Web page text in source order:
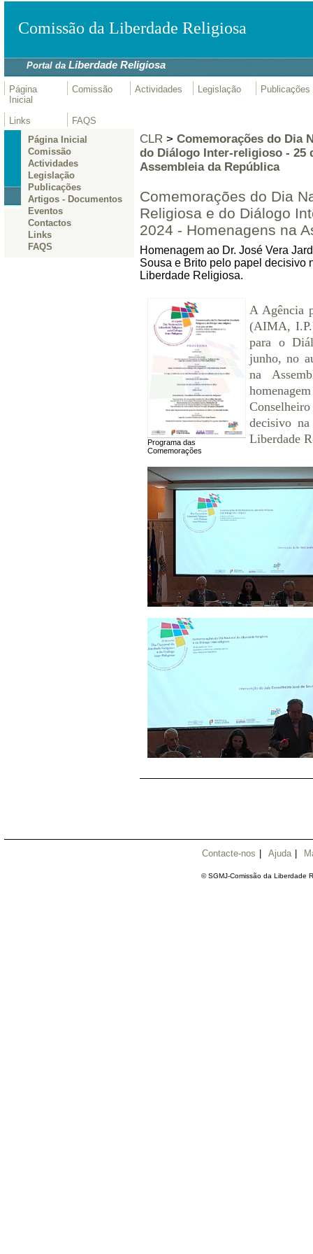
Comissão da Liberdade Religiosa
Portal daLiberdade Religiosa
Página
Inicial
Comissão Actividades Legislação Publicações
Links
FAQS
Página Inicial
Comissão
Actividades
Legislação
Publicações
Artigos - Documentos
Eventos
Contactos
Links
FAQS
CLR> Comemorações do Dia
do Diálogo Inter-religioso - 25
Assembleia da República
Comemorações do Dia
Religiosa e do Diálogo
2024 - Homenagens na
Homenagem ao Dr. José Vera
Sousa e Brito pelo papel decisivo
Liberdade Religiosa.
Programa das
Comemorações
A Agência
(AIMA,
para o
junho, no
na
decisivo
Liberdade
Contacte-nos | Ajuda |
© SGMJ-Comissão da Liberdade